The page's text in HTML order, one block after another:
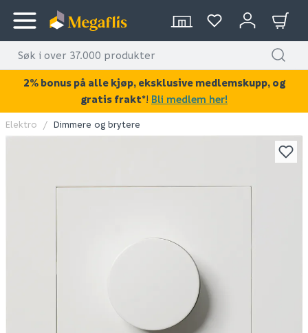
KAN DISSE VÆRE AV INTERESSE?
Elko plus kombiplate 3-
hull hvit
Elektro Dimmere og brytere
2% bonus på alle kjøp, eksklusive medlemskupp, og
gratis frakt*! Bli medlem her!